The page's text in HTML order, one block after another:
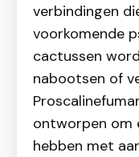
verbindingen
voorkomende
cactussen
nabootsen of
ontworpen om
hebben met